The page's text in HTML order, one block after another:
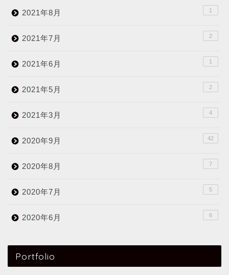
2021年8月 1
2021年7月 2
2021年6月 1
2021年5月 2
2021年3月 4
2020年9月 42
2020年8月 7
2020年7月 5
2020年6月 6
Portfolio